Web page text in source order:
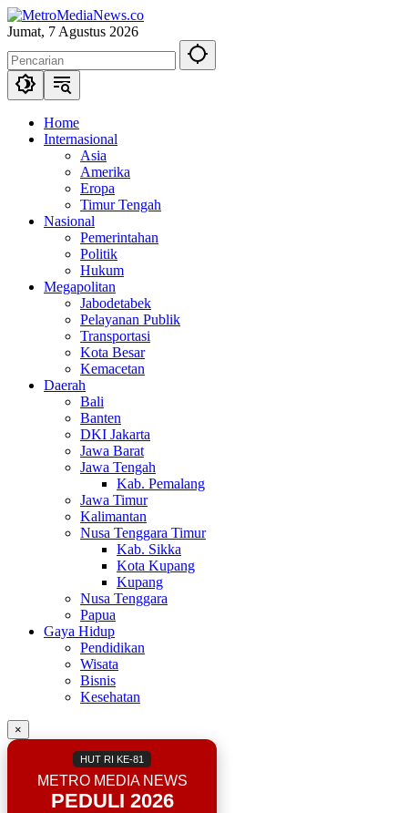
Langsung
ke
Jumat, 7 Agustus 2026
Home
Internasional
Asia
Amerika
Eropa
Timur Tengah
Nasional
Pemerintahan
Politik
Hukum
Megapolitan
Jabodetabek
Pelayanan Publik
Transportasi
Kota Besar
Kemacetan
Daerah
Bali
Banten
DKI Jakarta
Jawa Barat
Jawa Tengah
Kab. Pemalang
Jawa Timur
Kalimantan
Nusa Tenggara Timur
Kab. Sikka
Kota Kupang
Kupang
Nusa Tenggara
Papua
Gaya Hidup
Pendidikan
Wisata
Bisnis
Kesehatan
×
HUT RI KE-81
METRO MEDIA NEWS
PEDULI 2026